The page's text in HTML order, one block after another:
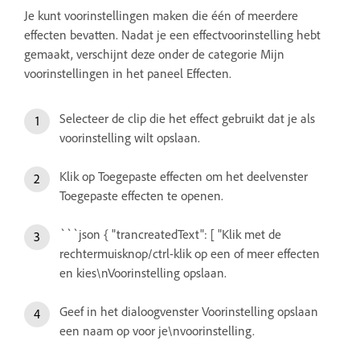
Je kunt voorinstellingen maken die één of meerdere
effecten bevatten. Nadat je een effectvoorinstelling hebt
gemaakt, verschijnt deze onder de categorie Mijn
voorinstellingen in het paneel Effecten.
Selecteer de clip die het effect gebruikt dat je als
voorinstelling wilt opslaan.
Klik op Toegepaste effecten om het deelvenster
Toegepaste effecten te openen.
```json { "trancreatedText": [ "Klik met de
rechtermuisknop/ctrl-klik op een of meer effecten
en kies\nVoorinstelling opslaan.
Geef in het dialoogvenster Voorinstelling opslaan
een naam op voor je\nvoorinstelling.